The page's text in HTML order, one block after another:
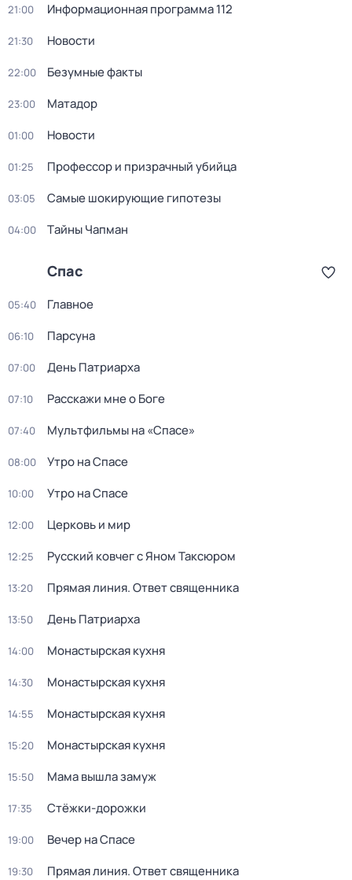
21:00 Информационная программа 112
21:30 Новости
22:00 Безумные факты
23:00 Матадор
01:00 Новости
01:25 Профессор и призрачный убийца
03:05 Самые шoкиpующие гипотезы
04:00 Тaйны Чапман
Спас
05:40 Главное
06:10 Парсуна
07:00 День Патриарха
07:10 Расскажи мне о Боге
07:40 Мультфильмы на «Спасе»
08:00 Утро на Спасе
10:00 Утро на Спасе
12:00 Церковь и мир
12:25 Русский ковчег с Яном Таксюром
13:20 Прямая линия. Ответ священника
13:50 День Патриарха
14:00 Монастырская кухня
14:30 Монастырская кухня
14:55 Монастырская кухня
15:20 Монастырская кухня
15:50 Мама вышла замуж
17:35 Стёжки-дорожки
19:00 Вечер на Спасе
19:30 Прямая линия. Ответ священника